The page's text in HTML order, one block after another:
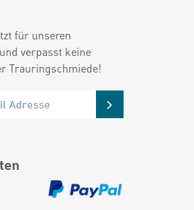
für unseren
verpasst keine
Trauringschmiede!